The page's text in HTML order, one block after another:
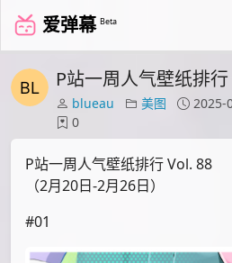
爱弹幕 Beta
P站一周人气壁纸排
blueau 美图 2025-
0
P站一周人气壁纸排行 Vol. 88
（2月20日-2月26日）
#01